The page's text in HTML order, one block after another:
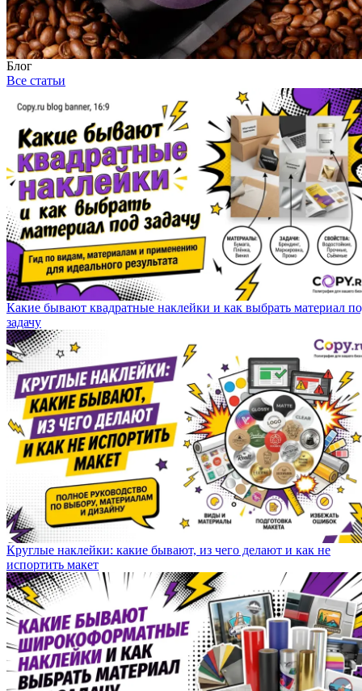
Блог
Все статьи
Какие бывают квадратные наклейки и как выбрать материал
задачу
Круглые наклейки: какие бывают, из чего делают и как не
испортить макет